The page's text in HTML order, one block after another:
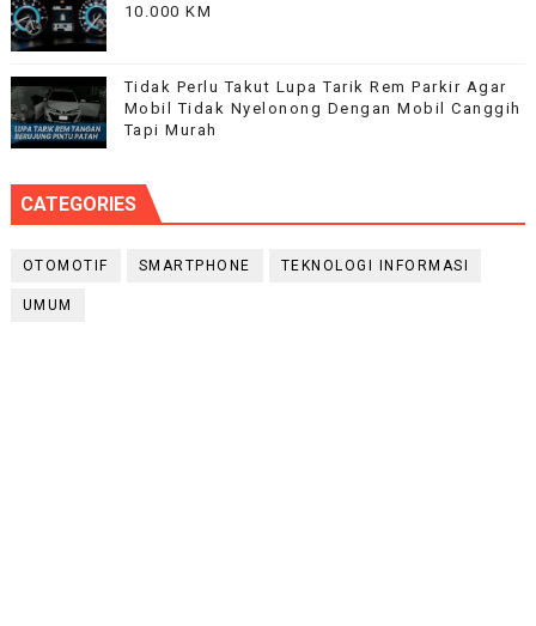
10.000 KM
Tidak Perlu Takut Lupa Tarik Rem Parkir Agar
Mobil Tidak Nyelonong Dengan Mobil Canggih
Tapi Murah
CATEGORIES
OTOMOTIF SMARTPHONE TEKNOLOGI INFORMASI
UMUM